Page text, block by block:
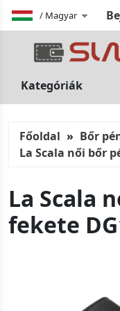
/ Magyar
Kategóriák
Főoldal Bőr
La Scala női bőr
La Scala
fekete